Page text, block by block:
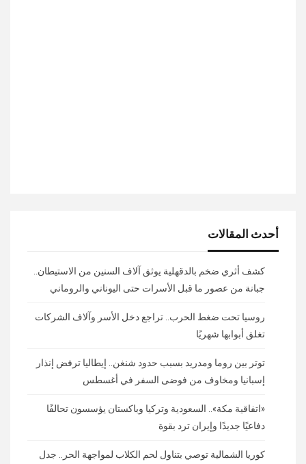
أحدث المقالات
كشف أثري ضخم بالدقهلية يوثق آلاف السنين من الاستيطان..
جبانة من عصور ما قبل الأسرات حتى اليوناني والروماني
روسيا تحت ضغط الحرب.. تراجع دخل الأسر وآلاف الشركات
تغلق أبوابها شهريًا
توتر بين روما ومدريد بسبب حدود شنغن.. إيطاليا ترفض إنذار
إسبانيا ومخاوف من فوضى السفر في أغسطس
«اتفاقية مكة».. السعودية وتركيا وباكستان يؤسسون تحالفًا
دفاعيًا جديدًا وإيران ترد بقوة
كوريا الشمالية توصي بتناول لحم الكلاب لمواجهة الحر.. جدل